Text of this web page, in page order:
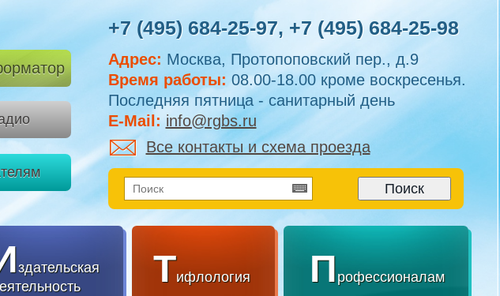
+7 (495) 684-25-97, +7 (495) 684-25-98
Адрес: Москва, Протопоповский пер., д.9
Время работы: 08.00-18.00 кроме воскресенья.
Последняя пятница - санитарный день
E-Mail: info@rgbs.ru
Все контакты и схема проезда
здательская
Тифлология Профессионалам